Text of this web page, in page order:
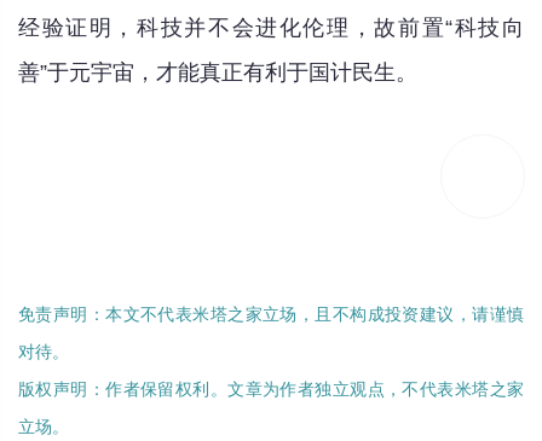
经验证明，科技并不会进化伦理，故前置“科技向
善”于元宇宙，才能真正有利于国计民生。
免责声明：本文不代表米塔之家立场，且不构成投资建议，请谨慎
对待。
版权声明：作者保留权利。文章为作者独立观点，不代表米塔之家
立场。